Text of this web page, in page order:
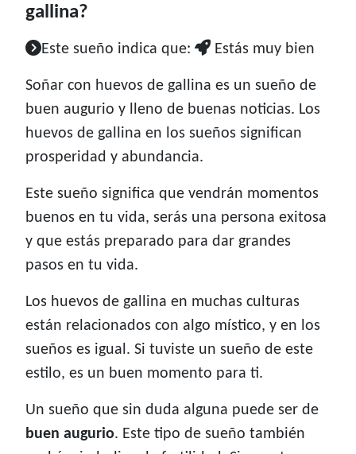
gallina?
Este sueño indica que: Estás muy bien
Soñar con huevos de gallina es un sueño de
buen augurio y lleno de buenas noticias. Los
huevos de gallina en los sueños significan
prosperidad y abundancia.
Este sueño significa que vendrán momentos
buenos en tu vida, serás una persona exitosa
y que estás preparado para dar grandes
pasos en tu vida.
Los huevos de gallina en muchas culturas
están relacionados con algo místico, y en los
sueños es igual. Si tuviste un sueño de este
estilo, es un buen momento para ti.
Un sueño que sin duda alguna puede ser de
buen augurio. Este tipo de sueño también